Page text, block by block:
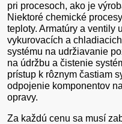
pri procesoch, ako je
Niektoré chemické
teploty. Armatúry a ventily
vykurovacích a
systému na udržiavanie
na údržbu a čistenie
prístup k rôznym častiam
odpojenie komponentov
opravy.
Za každú cenu sa musí